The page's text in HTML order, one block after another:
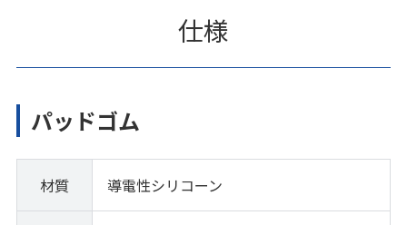
仕様
パッドゴム
材質 導電性シリコーン